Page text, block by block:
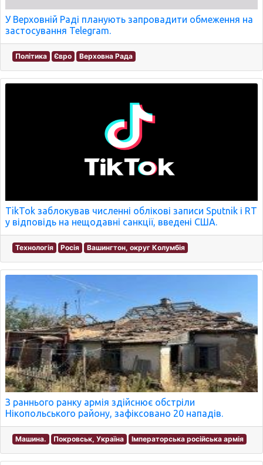
У Верховній Раді планують запровадити обмеження на
застосування Telegram.
Політика Євро Верховна Рада
TikTok заблокував численні облікові записи Sputnik і RT
у відповідь на нещодавні санкції, введені США.
Технологія Росія Вашингтон, округ Колумбія
З раннього ранку армія здійснює обстріли
Нікопольського району, зафіксовано 20 нападів.
Машина. Покровськ, Україна Імператорська російська армія